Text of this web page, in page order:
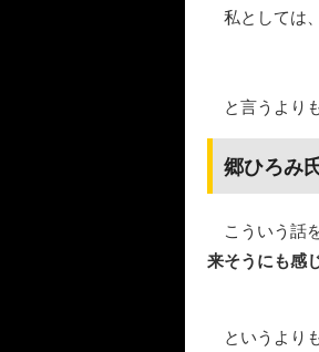
私としては
と言うより
郷ひろみ
こういう話
来そうにも感
というより